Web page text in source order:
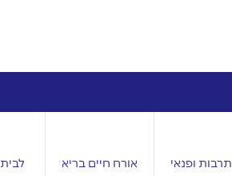
תרבות ופנאי אורח חיים בריא לבית